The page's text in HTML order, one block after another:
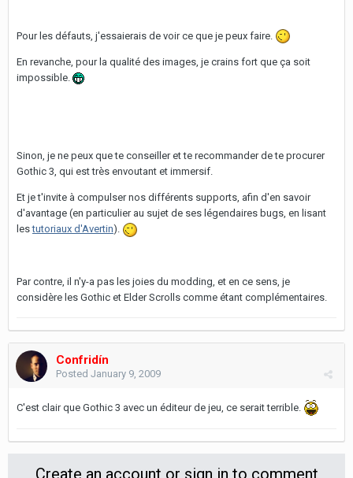
Pour les défauts, j'essaierais de voir ce que je peux faire.
En revanche, pour la qualité des images, je crains fort que ça soit
impossible.
Sinon, je ne peux que te conseiller et te recommander de te procurer
Gothic 3, qui est très envoutant et immersif.
Et je t'invite à compulser nos différents supports, afin d'en savoir
d'avantage (en particulier au sujet de ses légendaires bugs, en lisant
lestutoriaux d'Avertin).
Par contre, il n'y-a pas les joies du modding, et en ce sens, je
considère les Gothic et Elder Scrolls comme étant complémentaires.
Confridín
Posted January 9, 2009
C'est clair que Gothic 3 avec un éditeur de jeu, ce serait terrible.
Create an account or sign in to comment